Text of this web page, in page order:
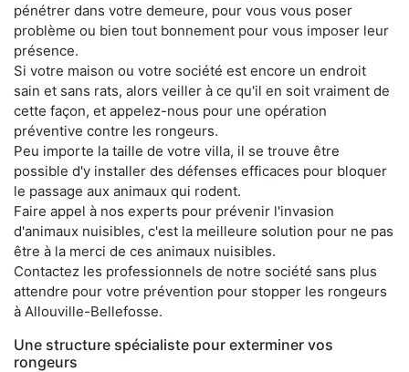
pénétrer dans votre demeure, pour vous vous poser
problème ou bien tout bonnement pour vous imposer leur
présence.
Si votre maison ou votre société est encore un endroit
sain et sans rats, alors veiller à ce qu'il en soit vraiment de
cette façon, et appelez-nous pour une opération
préventive contre les rongeurs.
Peu importe la taille de votre villa, il se trouve être
possible d'y installer des défenses efficaces pour bloquer
le passage aux animaux qui rodent.
Faire appel à nos experts pour prévenir l'invasion
d'animaux nuisibles, c'est la meilleure solution pour ne pas
être à la merci de ces animaux nuisibles.
Contactez les professionnels de notre société sans plus
attendre pour votre prévention pour stopper les rongeurs
à Allouville-Bellefosse.
Une structure spécialiste pour exterminer vos
rongeurs